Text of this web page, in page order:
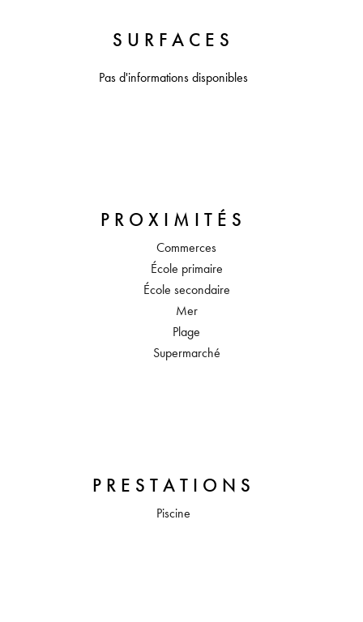
SURFACES
Pas d'informations disponibles
PROXIMITÉS
Commerces
École primaire
École secondaire
Mer
Plage
Supermarché
PRESTATIONS
Piscine